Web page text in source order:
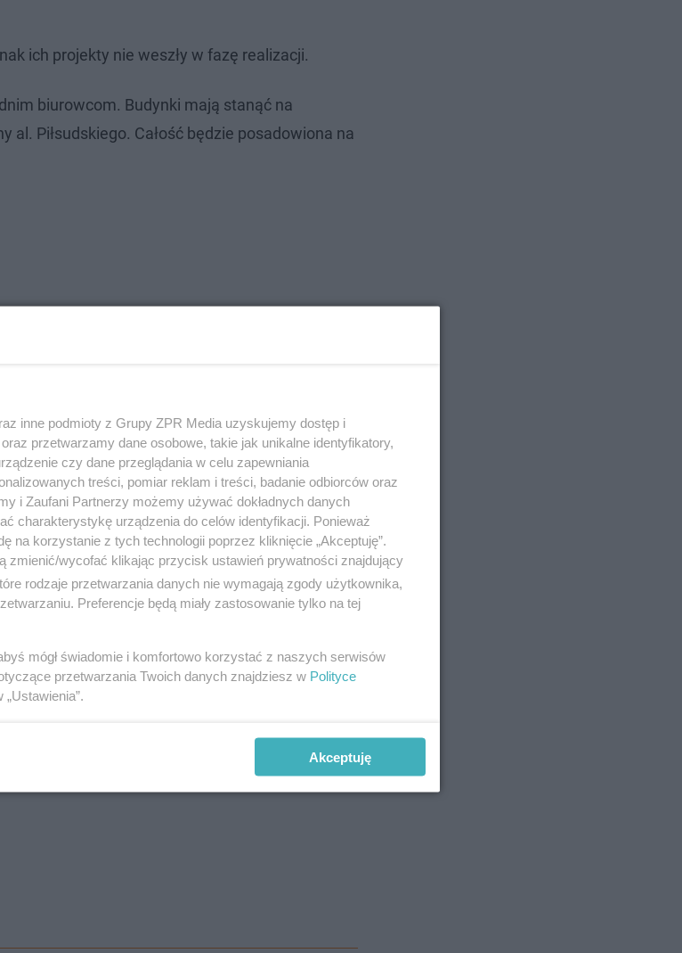
ich projekty nie weszły w fazę realizacji.
biurowcom. Budynki mają stanąć na
Piłsudskiego. Całość będzie posadowiona na
za 1,2 mld zł! Rekordowa
inne podmioty z Grupy ZPR Media uzyskujemy dostęp i
przetwarzamy dane osobowe, takie jak unikalne identyfikatory,
czy dane przeglądania w celu zapewniania
treści, pomiar reklam i treści, badanie odbiorców oraz
i Zaufani Partnerzy możemy używać dokładnych danych
charakterystykę urządzenia do celów identyfikacji. Ponieważ
na korzystanie z tych technologii poprzez kliknięcie „Akceptuję”.
zmienić/wycofać klikając przycisk ustawień prywatności znajdujący
rodzaje przetwarzania danych nie wymagają zgody użytkownika,
Preferencje będą miały zastosowanie tylko na tej
mógł świadomie i komfortowo korzystać z naszych serwisów
przetwarzania Twoich danych znajdziesz w Polityce
Akceptuję